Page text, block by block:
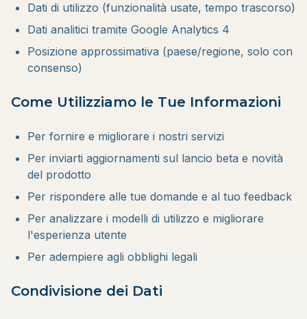
Dati di utilizzo (funzionalità usate, tempo trascorso)
Dati analitici tramite Google Analytics 4
Posizione approssimativa (paese/regione, solo con
consenso)
Come Utilizziamo le Tue Informazioni
Per fornire e migliorare i nostri servizi
Per inviarti aggiornamenti sul lancio beta e novità
del prodotto
Per rispondere alle tue domande e al tuo feedback
Per analizzare i modelli di utilizzo e migliorare
l'esperienza utente
Per adempiere agli obblighi legali
Condivisione dei Dati